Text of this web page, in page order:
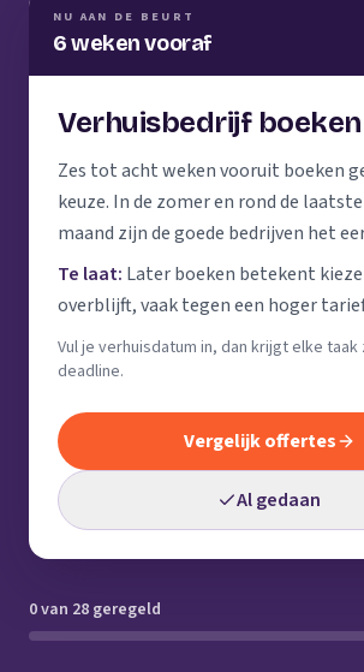
NU AAN DE BEURT
6 weken vooraf
Verhuisbedrijf boeken
Zes tot acht weken vooruit boeken
keuze. In de zomer en rond de
maand zijn de goede bedrijven het
Te laat: Later boeken betekent
overblijft, vaak tegen een hoger
Vul je verhuisdatum in, dan krijgt elke taak
deadline.
Vergelijk offertes
Al gedaan
0 van 28 geregeld